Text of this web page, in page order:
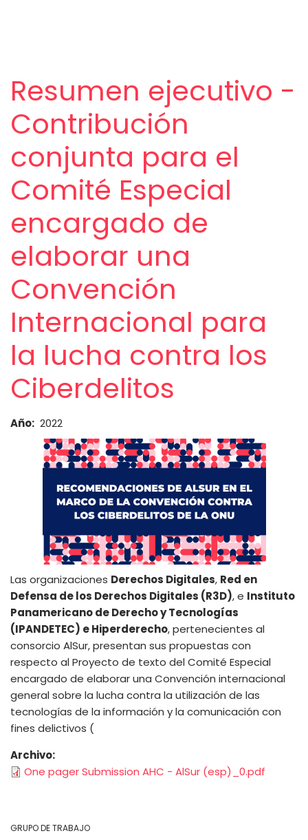
Resumen ejecutivo -
Contribución
conjunta para el
Comité Especial
encargado de
elaborar una
Convención
Internacional para
la lucha contra los
Ciberdelitos
Año 2022
Las organizaciones Derechos Digitales, Red en
Defensa de los Derechos Digitales (R3D), e Instituto
Panamericano de Derecho y Tecnologías
(IPANDETEC) e Hiperderecho, pertenecientes al
consorcio AlSur, presentan sus propuestas con
respecto al Proyecto de texto del Comité Especial
encargado de elaborar una Convención internacional
general sobre la lucha contra la utilización de las
tecnologías de la información y la comunicación con
fines delictivos (
Archivo
One pager Submission AHC - AlSur (esp)_0.pdf
GRUPO DE TRABAJO